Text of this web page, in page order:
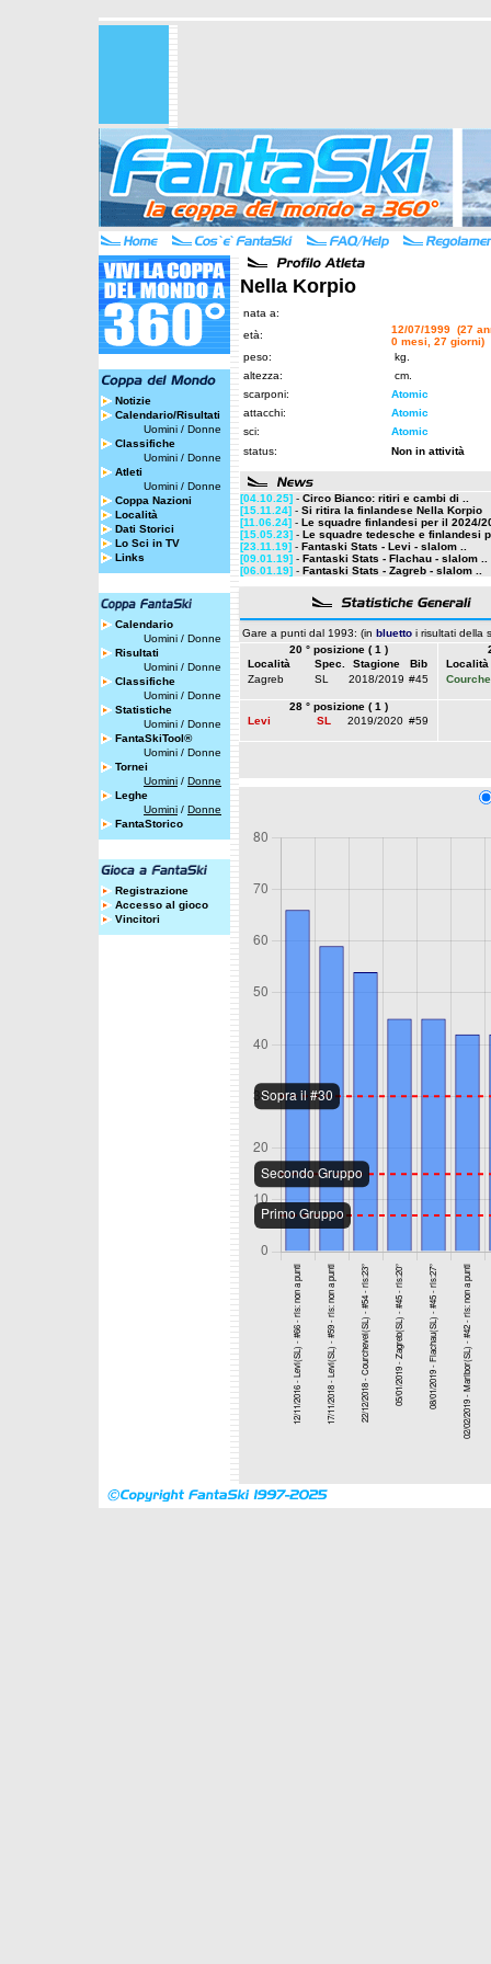
Notizie
Calendario/Risultati
Uomini / Donne
Classifiche
Uomini / Donne
Atleti
Uomini / Donne
Coppa Nazioni
Località
Dati Storici
Lo Sci in TV
Links
Calendario
Uomini / Donne
Risultati
Uomini / Donne
Classifiche
Uomini / Donne
Statistiche
Uomini / Donne
FantaSkiTool®
Uomini / Donne
Tornei
Uomini / Donne
Leghe
Uomini / Donne
FantaStorico
Registrazione
Accesso al gioco
Vincitori
Nella Korpio
nata a:
età:
12/07/1999 (27
0 mesi, 27 giorni)
peso:
kg.
altezza:
cm.
scarponi:
Atomic
attacchi:
Atomic
sci:
Atomic
status:
Non in attività
[04.10.25] - Circo Bianco: ritiri e cambi di ..
[15.11.24] - Si ritira la finlandese Nella Korpio
[11.06.24] - Le squadre finlandesi per il 2024/
[15.05.23] - Le squadre tedesche e finlandesi
[23.11.19] - Fantaski Stats - Levi - slalom ..
[09.01.19] - Fantaski Stats - Flachau - slalom ..
[06.01.19] - Fantaski Stats - Zagreb - slalom ..
Gare a punti dal 1993: (in bluetto i risultati della
20 ° posizione ( 1 )
Località
Spec. Stagione
Bib
Zagreb
SL 2018/2019 #45
Località
28 ° posizione ( 1 )
Levi
SL 2019/2020 #59